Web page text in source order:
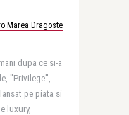
Marea Dragoste
dupa ce si-a
''Privilege'',
pe piata si
luxury,